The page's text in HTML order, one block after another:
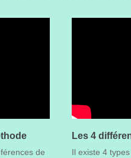
de
Les 4
Il existe 4